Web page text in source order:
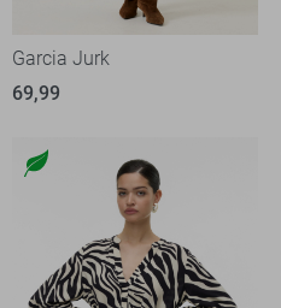
Garcia Jurk
69,99